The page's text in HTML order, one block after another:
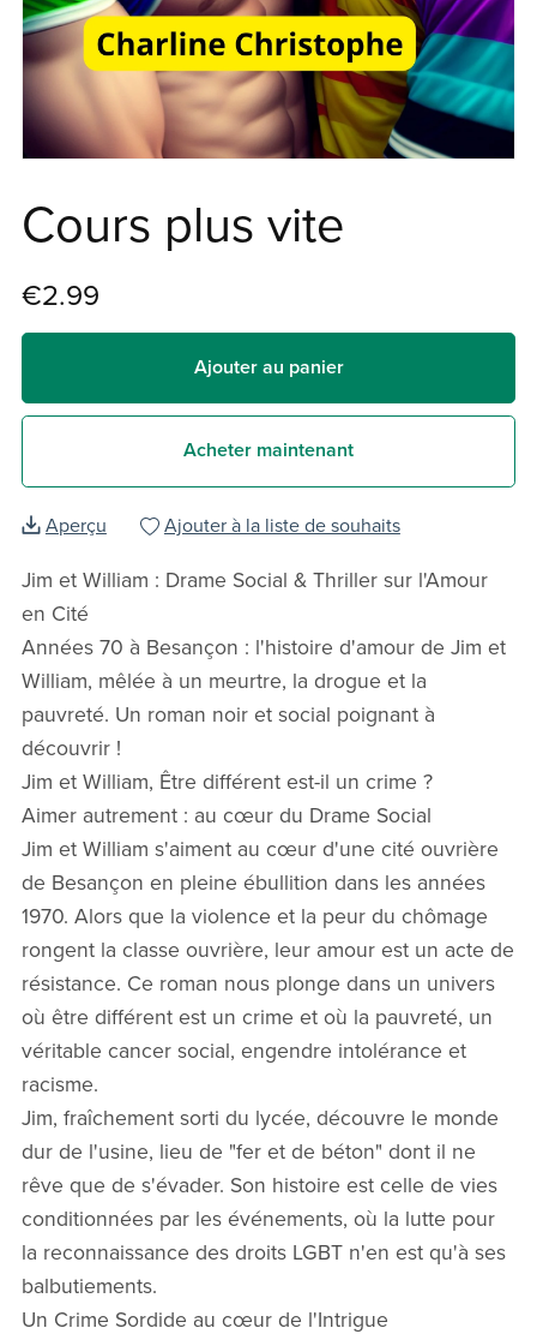
Cours plus vite
€2.99
Ajouter au panier
Acheter maintenant
Aperçu Ajouter à la liste de souhaits
Jim et William : Drame Social & Thriller sur l'Amour
en Cité
Années 70 à Besançon : l'histoire d'amour de Jim et
William, mêlée à un meurtre, la drogue et la
pauvreté. Un roman noir et social poignant à
découvrir !
Jim et William, Être différent est-il un crime ?
Aimer autrement : au cœur du Drame Social
Jim et William s'aiment au cœur d'une cité ouvrière
de Besançon en pleine ébullition dans les années
1970. Alors que la violence et la peur du chômage
rongent la classe ouvrière, leur amour est un acte de
résistance. Ce roman nous plonge dans un univers
où être différent est un crime et où la pauvreté, un
véritable cancer social, engendre intolérance et
racisme.
Jim, fraîchement sorti du lycée, découvre le monde
dur de l'usine, lieu de "fer et de béton" dont il ne
rêve que de s'évader. Son histoire est celle de vies
conditionnées par les événements, où la lutte pour
la reconnaissance des droits LGBT n'en est qu'à ses
balbutiements.
Un Crime Sordide au cœur de l'Intrigue